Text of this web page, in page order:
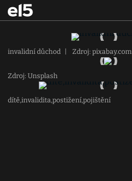
invalidní důchod Zdroj: pixabay.com
Zdroj: Unsplash
dítě,invalidita,postižení,pojištění